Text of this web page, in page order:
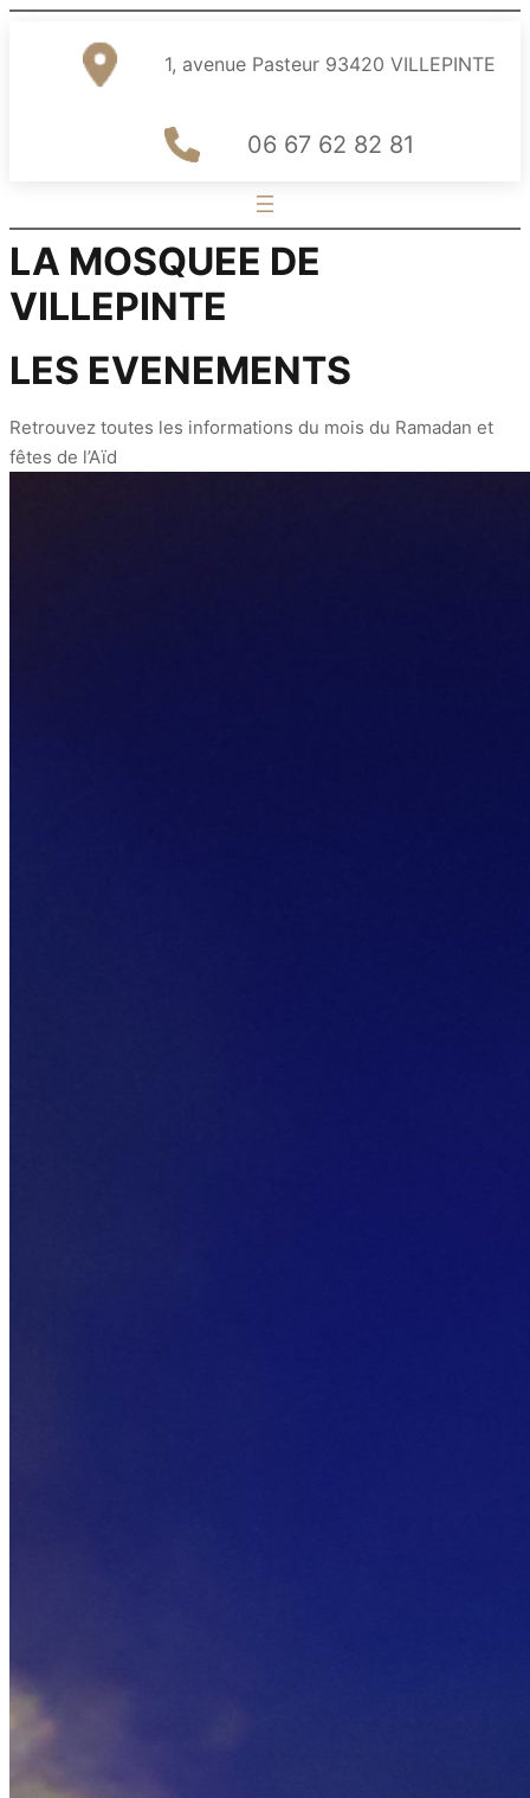
1, avenue Pasteur 93420 VILLEPINTE
06 67 62 82 81
LA MOSQUEE DE
VILLEPINTE
LES EVENEMENTS
Retrouvez toutes les informations du mois du Ramadan et
fêtes de l’Aïd